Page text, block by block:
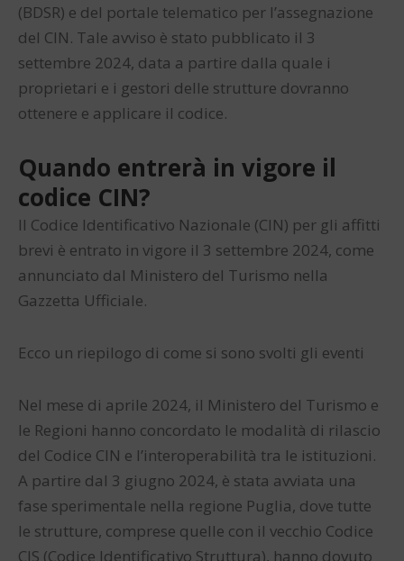
(BDSR) e del portale telematico per l’assegnazione
del CIN. Tale avviso è stato pubblicato il 3
settembre 2024, data a partire dalla quale i
proprietari e i gestori delle strutture dovranno
ottenere e applicare il codice.
Quando entrerà in vigore il
codice CIN?
Il Codice Identificativo Nazionale (CIN) per gli affitti
brevi è entrato in vigore il 3 settembre 2024, come
annunciato dal Ministero del Turismo nella
Gazzetta Ufficiale.
Ecco un riepilogo di come si sono svolti gli eventi
Nel mese di aprile 2024, il Ministero del Turismo e
le Regioni hanno concordato le modalità di rilascio
del Codice CIN e l’interoperabilità tra le istituzioni.
A partire dal 3 giugno 2024, è stata avviata una
fase sperimentale nella regione Puglia, dove tutte
le strutture, comprese quelle con il vecchio Codice
CIS (Codice Identificativo Struttura), hanno dovuto